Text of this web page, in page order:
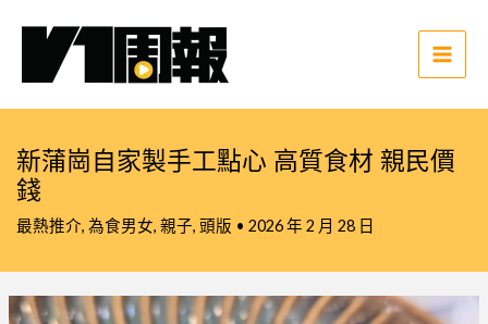
Main
新蒲崗自家製手工點心 高質食材 親民價
錢
最熱推介, 為食男女, 親子, 頭版 • 2026 年 2 月 28 日